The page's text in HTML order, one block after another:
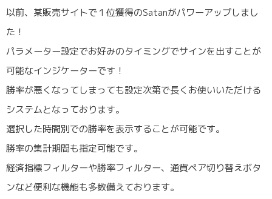
以前、某販売サイトで１位獲得のSatanがパワーアップしまし
た！
パラメーター設定でお好みのタイミングでサインを出すことが
可能なインジケーターです！
勝率が悪くなってしまっても設定次第で長くお使いいただける
システムとなっております。
選択した時間別での勝率を表示することが可能です。
勝率の集計期間も指定可能です。
経済指標フィルターや勝率フィルター、通貨ペア切り替えボタ
ンなど便利な機能も多数備えております。